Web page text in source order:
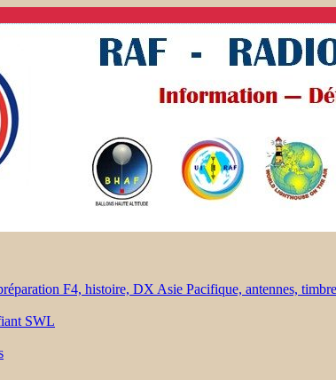
F4, histoire, DX Asie Pacifique, antennes,
SWL